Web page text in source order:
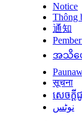
Notice
Thông
通知
အသိပ
सूचना
សេចក្
نوٹس